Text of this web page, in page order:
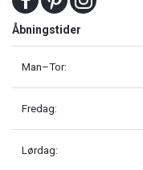
Åbningstider
Man–Tor:
Fredag:
Lørdag: